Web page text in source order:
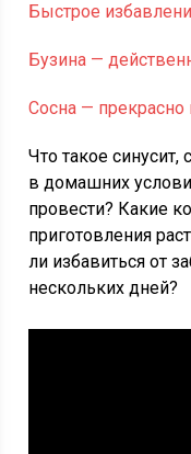
Быстрое
Бузина —
Сосна — прекрасно
Что такое
в домашних
провести? Какие
приготовления
ли избавиться от
нескольких дней?